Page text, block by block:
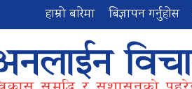
हाम्रो बारेमा बिज्ञापन गर्नुहोस